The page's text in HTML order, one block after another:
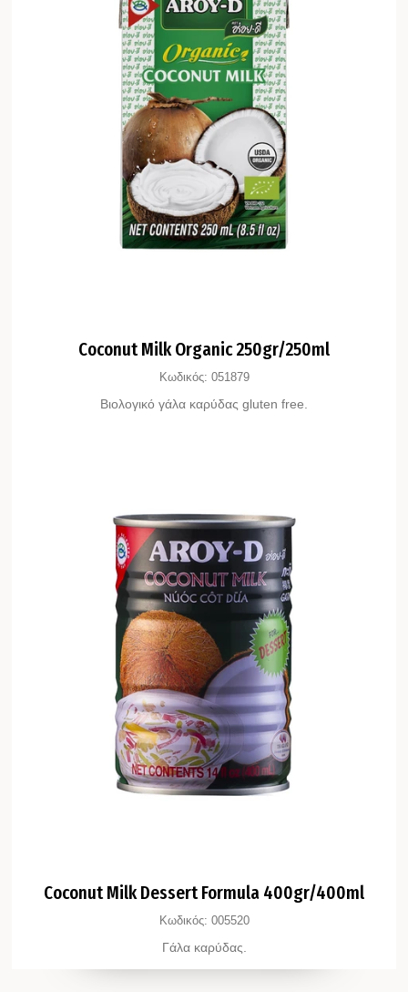
Coconut Milk Organic 250gr/250ml
Κωδικός: 051879
Bιολογικό γάλα καρύδας gluten free.
Coconut Milk Dessert Formula 400gr/400ml
Κωδικός: 005520
Γάλα καρύδας.